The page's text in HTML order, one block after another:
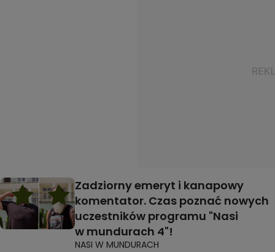
Zadziorny emeryt i kanapowy
komentator. Czas poznać nowych
uczestników programu "Nasi
w mundurach 4"!
NASI W MUNDURACH